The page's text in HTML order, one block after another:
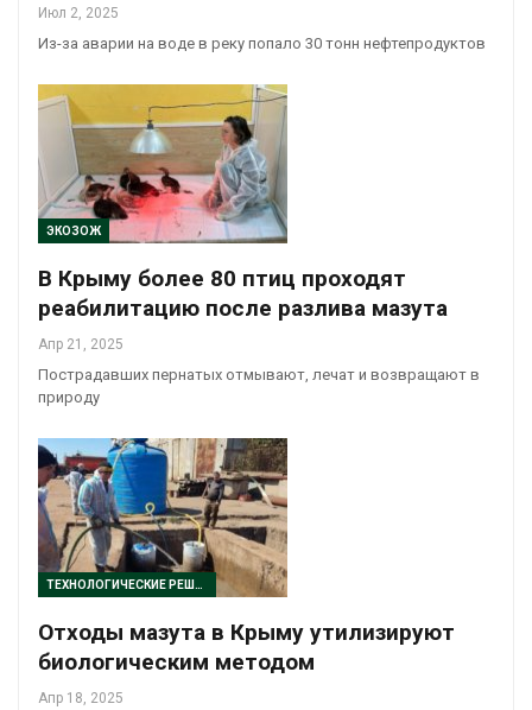
Июл 2, 2025
Из-за аварии на воде в реку попало 30 тонн нефтепродуктов
ЭКОЗОЖ
В Крыму более 80 птиц проходят
реабилитацию после разлива мазута
Апр 21, 2025
Пострадавших пернатых отмывают, лечат и возвращают в
природу
ТЕХНОЛОГИЧЕСКИЕ РЕШЕНИЯ
Отходы мазута в Крыму утилизируют
биологическим методом
Апр 18, 2025